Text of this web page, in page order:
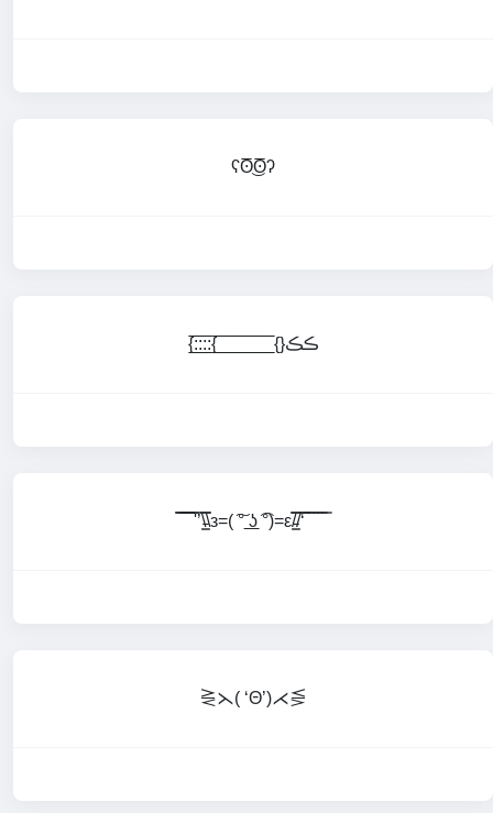
ʕʘ̅͜ʘ̅ʔ
{:̲̅:̲̅:̲̅:̲̅{ ̲̅ ̲̅ ̲̅ ̲̅ ̲̅ ̲̅ ̲̅ ̲̅ ̲̅ ̲̅ ̲̅ ̲̅ ̲̅{}ڪڪ
̿̿ ̿̿ ̿̿ ̿'̿’\̵͇̿̿\з=( ͠° ͟ʖ ͡°)=ε/̵͇̿̿/‘̿̿ ̿ ̿ ̿ ̿ ̿
⋛⋋( ‘Θ’)⋌⋚